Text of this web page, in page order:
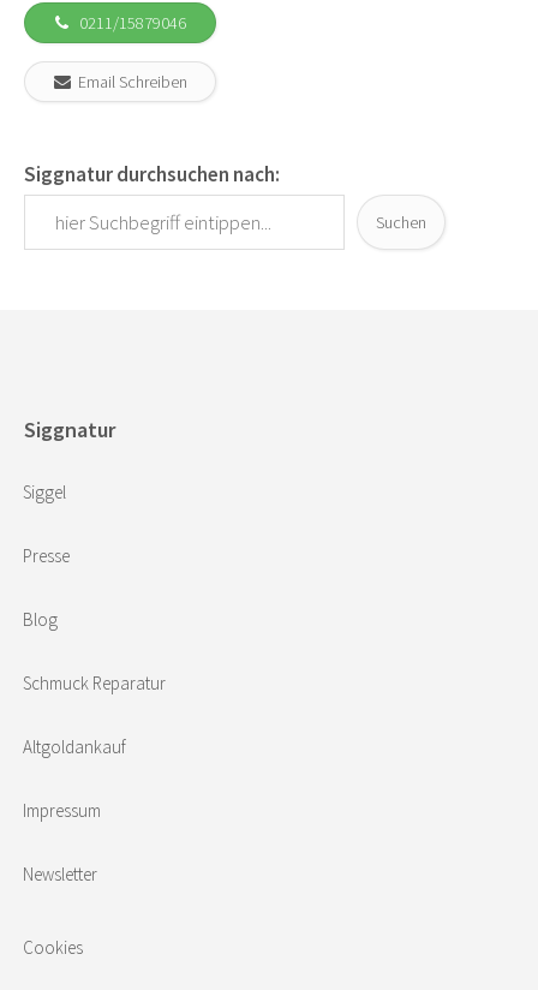
0211/15879046
Email Schreiben
Siggnatur durchsuchen nach:
Suchen
Siggnatur
Siggel
Presse
Blog
Schmuck Reparatur
Altgoldankauf
Impressum
Newsletter
Cookies